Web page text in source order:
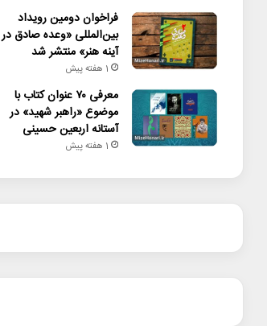
فراخوان دومین رویداد
بین‌المللی «وعده صادق در
آینه هنر» منتشر شد
1 هفته پیش
معرفی ۷۰ عنوان کتاب با
موضوع «راهبر شهید» در
آستانه اربعین حسینی
1 هفته پیش